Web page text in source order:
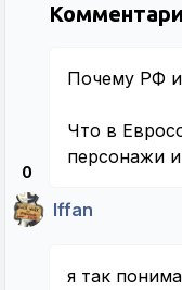
0
Почему РФ
Что в
персонажи
Iffan
я так